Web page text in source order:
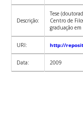
Descrição:
Tese
Centro de
graduação
URI: http://
Data: 2009